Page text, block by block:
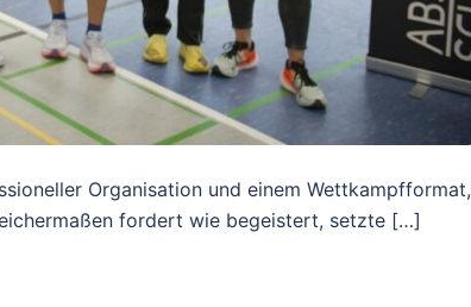
Organisation und einem Wettkampfformat,
fordert wie begeistert, setzte […]